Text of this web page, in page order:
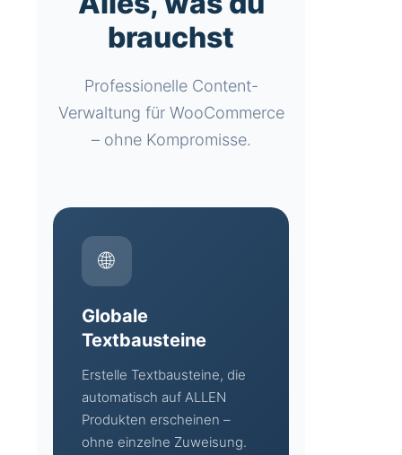
brauchst
Professionelle Content-
Verwaltung für WooCommerce
– ohne Kompromisse.
🌐
Globale
Textbausteine
Erstelle Textbausteine, die
automatisch auf ALLEN
Produkten erscheinen –
ohne einzelne Zuweisung.